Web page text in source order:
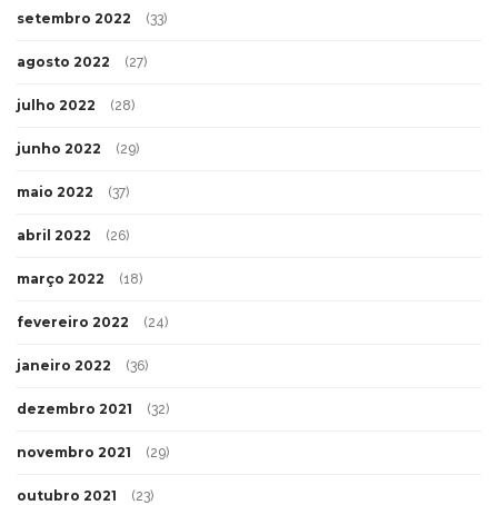
setembro 2022 (33)
agosto 2022 (27)
julho 2022 (28)
junho 2022 (29)
maio 2022 (37)
abril 2022 (26)
março 2022 (18)
fevereiro 2022 (24)
janeiro 2022 (36)
dezembro 2021 (32)
novembro 2021 (29)
outubro 2021 (23)